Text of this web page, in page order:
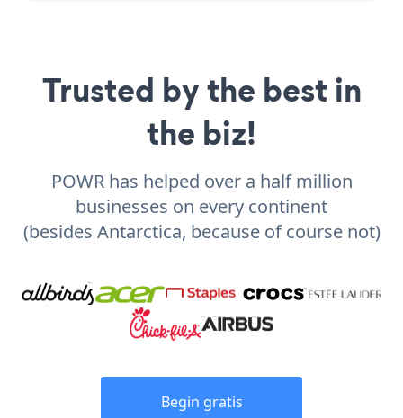
Trusted by the best in
the biz!
POWR has helped over a half million
businesses on every continent
(besides Antarctica, because of course not)
Begin gratis